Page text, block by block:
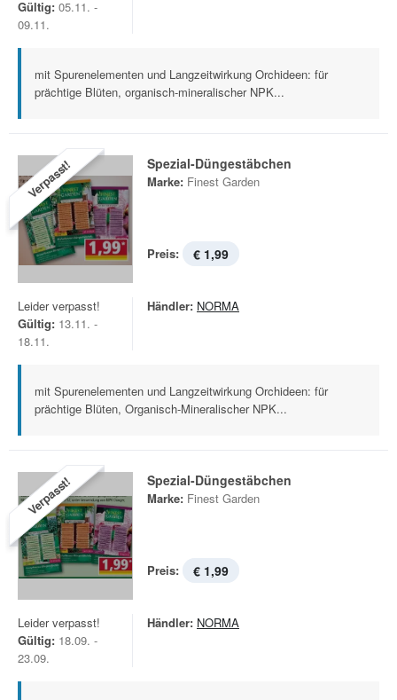
Gültig: 05.11. -
09.11.
mit Spurenelementen und Langzeitwirkung Orchideen: für
prächtige Blüten, organisch-mineralischer NPK...
Verpasst! Spezial-Düngestäbchen
Marke: Finest Garden
Preis: € 1,99
Leider verpasst!
Gültig: 13.11. -
18.11.
Händler: NORMA
mit Spurenelementen und Langzeitwirkung Orchideen: für
prächtige Blüten, Organisch-Mineralischer NPK...
Verpasst! Spezial-Düngestäbchen
Marke: Finest Garden
Preis: € 1,99
Leider verpasst!
Gültig: 18.09. -
23.09.
Händler: NORMA